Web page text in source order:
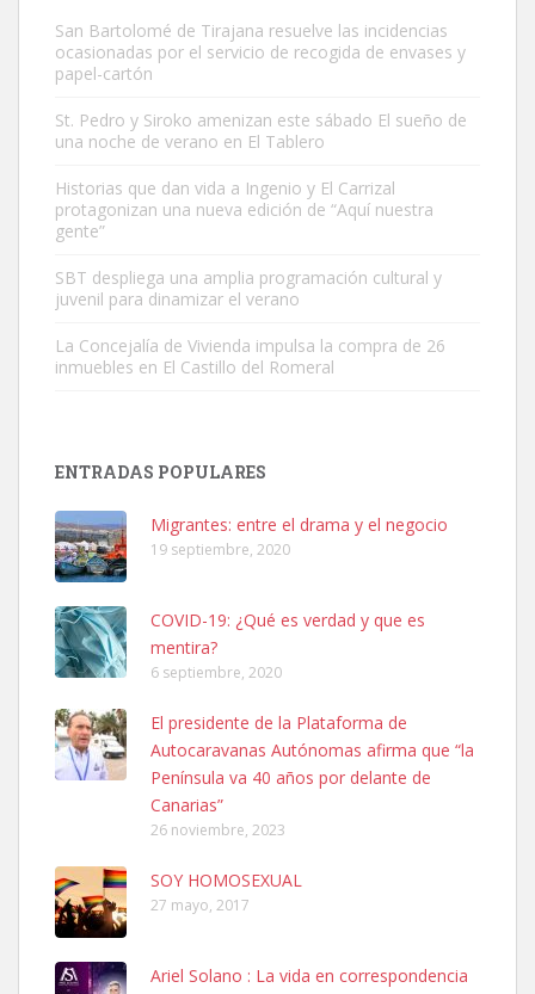
Este gato macho ha aparecido en la calle hace menos de un mes,
es muy manso y extremadamente cari...
Leales.org » Gran Canaria
Leales.org » Gran Canaria
SHIBA PERDIDO AVDA JOSE MESA Y LOPEZ
PERRO MACHO RAZA SHIBA CON MICROCHIP PERDIDO HOY
06/07/2025 ZONA MESA Y LOPEZ. ES MUY ASUSTADIZO
Leales.org » Gran Canaria
6.7.2025
Ninfa perdida
San Bartolomé de Tirajana resuelve las incidencias
ocasionadas por el servicio de recogida de envases y
papel-cartón
St. Pedro y Siroko amenizan este sábado El sueño de
una noche de verano en El Tablero
Historias que dan vida a Ingenio y El Carrizal
protagonizan una nueva edición de “Aquí nuestra
gente”
SBT despliega una amplia programación cultural y
juvenil para dinamizar el verano
La Concejalía de Vivienda impulsa la compra de 26
inmuebles en El Castillo del Romeral
ENTRADAS POPULARES
Migrantes: entre el drama y el negocio
19 septiembre, 2020
COVID-19: ¿Qué es verdad y que es
mentira?
6 septiembre, 2020
El presidente de la Plataforma de
Autocaravanas Autónomas afirma que “la
Península va 40 años por delante de
Canarias”
26 noviembre, 2023
SOY HOMOSEXUAL
27 mayo, 2017
Ariel Solano : La vida en correspondencia